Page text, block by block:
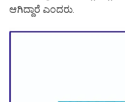
ಆಗಿದ್ದಾರೆ ಎಂದರು.